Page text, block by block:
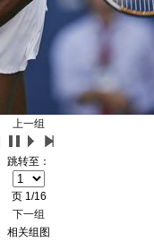
上一组
跳转至：
页 1/16
下一组
相关组图